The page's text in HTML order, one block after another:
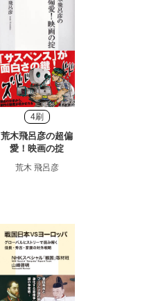
4刷
荒木飛呂彦の超偏
愛！映画の掟
荒木 飛呂彦